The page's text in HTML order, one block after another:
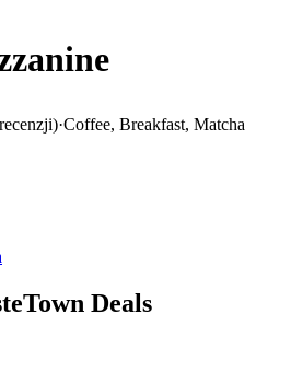
recenzji)·Coffee, Breakfast, Matcha
Deals